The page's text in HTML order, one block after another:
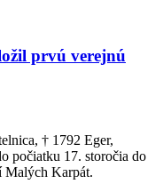
prvú verejnú
† 1792 Eger,
počiatku 17. storočia do
Malých Karpát.